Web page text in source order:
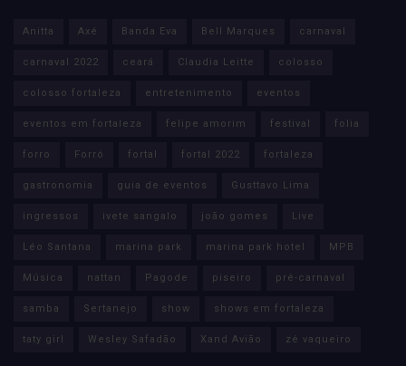
Anitta Axé Banda Eva Bell Marques carnaval
carnaval 2022 ceará Claudia Leitte colosso
colosso fortaleza entretenimento eventos
eventos em fortaleza felipe amorim festival folia
forro Forró fortal fortal 2022 fortaleza
gastronomia guia de eventos Gusttavo Lima
ingressos ivete sangalo joão gomes Live
Léo Santana marina park marina park hotel MPB
Música nattan Pagode piseiro pré-carnaval
samba Sertanejo show shows em fortaleza
taty girl Wesley Safadão Xand Avião zé vaqueiro